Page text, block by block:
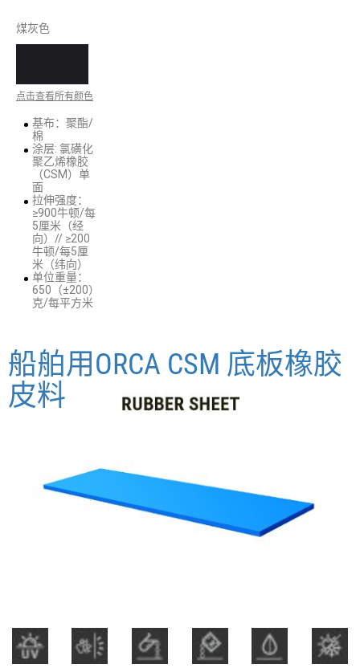
煤灰色
点击查看所有颜色
基布：聚酯/
棉
涂层: 氯磺化
聚乙烯橡胶
（CSM）单
面
拉伸强度：
≥900牛顿/每
5厘米（经
向）// ≥200
牛顿/每5厘
米（纬向）
单位重量：
650（±200）
克/每平方米
船舶用ORCA CSM 底板橡胶
皮料